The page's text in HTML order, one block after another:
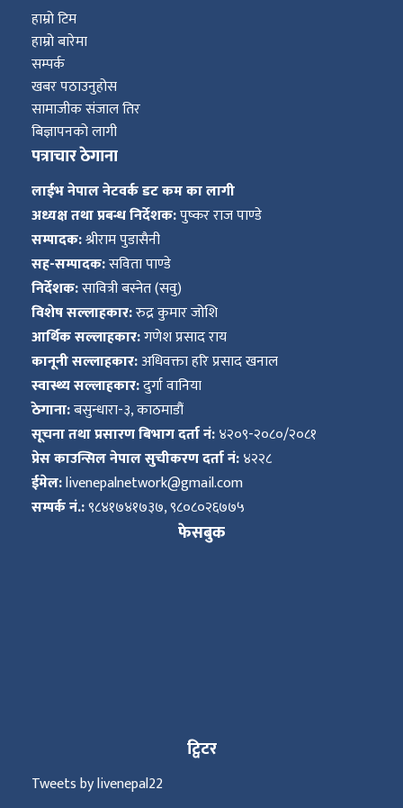
हाम्रो टिम
हाम्रो बारेमा
सम्पर्क
खबर पठाउनुहोस
सामाजीक संजाल तिर
बिज्ञापनको लागी
पत्राचार ठेगाना
लाईभ नेपाल नेटवर्क डट कम का लागी
अध्यक्ष तथा प्रबन्ध निर्देशक:पुष्कर राज पाण्डे
सम्पादक:श्रीराम पुडासैनी
सह-सम्पादक:सविता पाण्डे
निर्देशक:सावित्री बस्नेत (सवु)
विशेष सल्लाहकार:रुद्र कुमार जोशि
आर्थिक सल्लाहकार:गणेश प्रसाद राय
कानूनी सल्लाहकार:अधिवक्ता हरि प्रसाद खनाल
स्वास्थ्य सल्लाहकार:दुर्गा वानिया
ठेगाना:बसुन्धारा-३, काठमाडौं
सूचना तथा प्रसारण बिभाग दर्ता नं:४२०९-२०८०/२०८१
प्रेस काउन्सिल नेपाल सुचीकरण दर्ता नं:४२२८
ईमेल:livenepalnetwork@gmail.com
सम्पर्क नं.:९८४१७४१७३७, ९८०८०२६७७५
फेसबुक
ट्विटर
Tweets by livenepal22